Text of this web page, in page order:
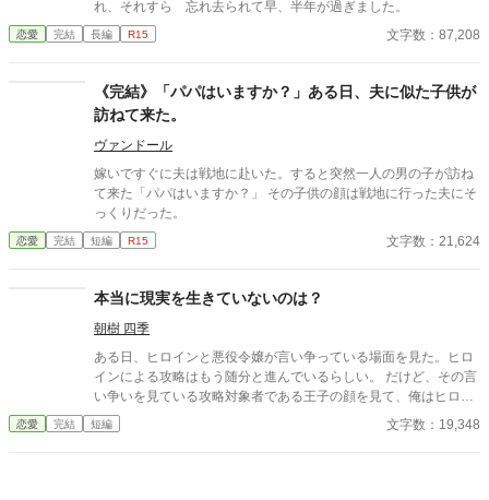
れ、それすら 忘れ去られて早、半年が過ぎました。
恋愛 完結 長編 R15 文字数：87,208
《完結》「パパはいますか？」ある日、夫に似た子供が
訪ねて来た。
ヴァンドール
嫁いですぐに夫は戦地に赴いた。すると突然一人の男の子が訪ね
て来た「パパはいますか？」 その子供の顔は戦地に行った夫にそ
っくりだった。
恋愛 完結 短編 R15 文字数：21,624
本当に現実を生きていないのは？
朝樹 四季
ある日、ヒロインと悪役令嬢が言い争っている場面を見た。ヒロ
インによる攻略はもう随分と進んでいるらしい。 だけど、その言
い争いを見ている攻略対象者である王子の顔を見て、俺はヒロイ
ンの攻略をぶち壊す暗躍をすることを決意した。 だって、ここは
現実だ。 ※番外編はリクエスト頂いたものです。もしかしたらま
恋愛 完結 短編 文字数：19,348